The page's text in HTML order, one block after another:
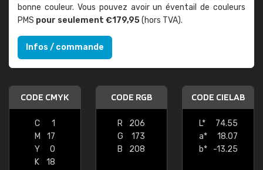
bonne couleur. Vous pouvez avoir un éventail de couleurs
PMS pour seulement €179,95(hors TVA).
Infos / commande
CODE CMYK
C
1
M
17
Y
0
K
18
CODE RGB
R
206
G
173
B
208
CODE CIELAB
L*
74.55
a*
18.07
b*
-13.25